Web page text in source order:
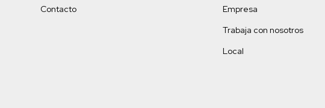
Contacto
Empresa
Trabaja con nosotros
Local